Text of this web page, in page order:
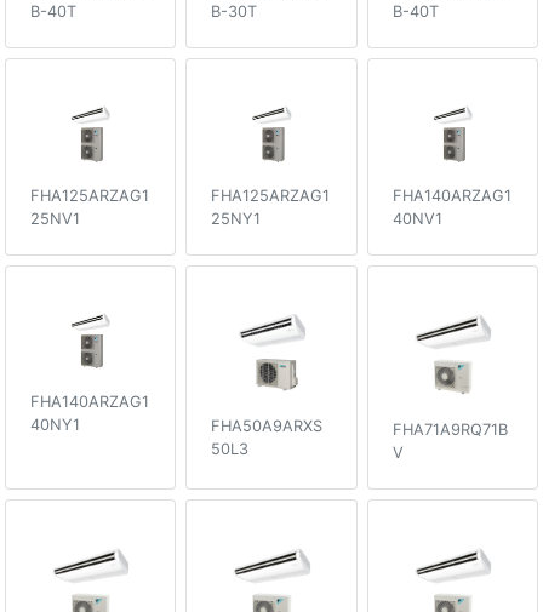
B-40T
B-30T
B-40T
FHA125ARZAG1
25NV1
FHA125ARZAG1
25NY1
FHA140ARZAG1
40NV1
FHA140ARZAG1
40NY1
FHA50A9ARXS
50L3
FHA71A9RQ71B
V